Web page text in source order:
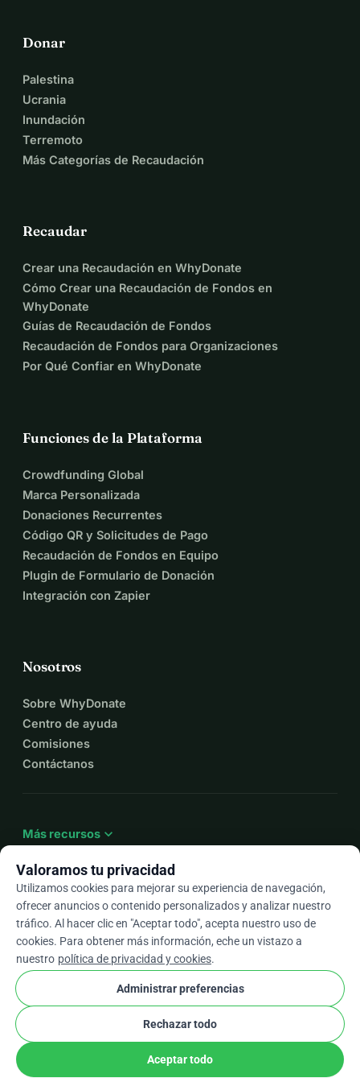
Cada apoyo cuenta.
Gracias por tu apoyo.
Peter Ferenc
Correo electrónico: peter.ferenc@outlook.sk
Tel: +49 157 317 33332 / alternativo
Correo: info@foxprof.club / alternativo/
Donar
Palestina
Ucrania
Inundación
Terremoto
Más Categorías de Recaudación
Recaudar
Crear una Recaudación en WhyDonate
Cómo Crear una Recaudación de Fondos en
WhyDonate
Guías de Recaudación de Fondos
Recaudación de Fondos para Organizaciones
Por Qué Confiar en WhyDonate
Funciones de la Plataforma
Crowdfunding Global
Marca Personalizada
Donaciones Recurrentes
Código QR y Solicitudes de Pago
Recaudación de Fondos en Equipo
Plugin de Formulario de Donación
Integración con Zapier
Nosotros
Sobre WhyDonate
Centro de ayuda
Comisiones
Contáctanos
Más recursos expand_more
Esarrow_drop_down
★★★★★4,9 / 5 según más de 500 reseñas
WhyDonate
Privacidad y cookies
Términos y condiciones
stripe check Socio Verificado
Valoramos tu privacidad
Utilizamos cookies para mejorar su experiencia de navegación,
ofrecer anuncios o contenido personalizados y analizar nuestro
tráfico. Al hacer clic en "Aceptar todo", acepta nuestro uso de
cookies. Para obtener más información, eche un vistazo a
nuestro política de privacidad y cookies.
Administrar preferencias
Rechazar todo
Aceptar todo